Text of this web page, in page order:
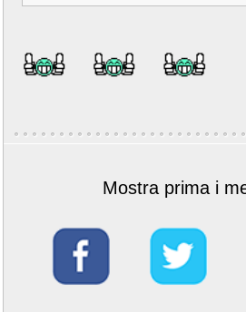
Mostra prima i